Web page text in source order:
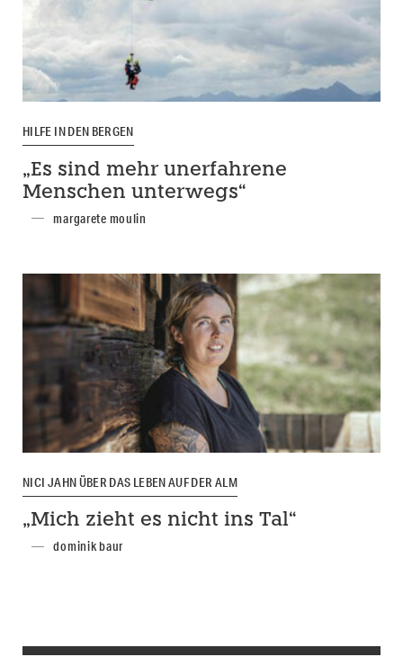
HILFE IN DEN BERGEN
„Es sind mehr unerfahrene
Menschen unterwegs“
margarete moulin
NICI JAHN ÜBER DAS LEBEN AUF DER ALM
„Mich zieht es nicht ins Tal“
dominik baur